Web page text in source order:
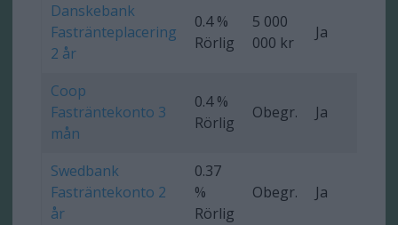
Danskebank
Fastränteplacering
2 år
0.4 %
Rörlig
5 000
000 kr
Ja
Coop
Fasträntekonto 3
mån
0.4 %
Rörlig
Obegr. Ja
Swedbank
Fasträntekonto 2
år
0.37
%
Rörlig
Obegr. Ja